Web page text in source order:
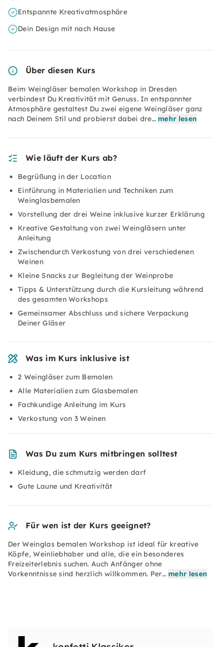
Entspannte Kreativatmosphäre
Dein Design mit nach Hause
Über diesen Kurs
Beim Weingläser bemalen Workshop in Dresden
verbindest Du Kreativität mit Genuss. In entspannter
Atmosphäre gestaltest Du zwei eigene Weingläser ganz
nach Deinem Stil und probierst dabei dre… mehr lesen
Wie läuft der Kurs ab?
Begrüßung in der Location
Einführung in Materialien und Techniken zum
Weinglasbemalen
Vorstellung der drei Weine inklusive kurzer Erklärung
Kreative Gestaltung von zwei Weingläsern unter
Anleitung
Zwischendurch Verkostung von drei verschiedenen
Weinen
Kleine Snacks zur Begleitung der Weinprobe
Tipps & Unterstützung durch die Kursleitung während
des gesamten Workshops
Gemeinsamer Abschluss und sichere Verpackung
Deiner Gläser
Was im Kurs inklusive ist
2 Weingläser zum Bemalen
Alle Materialien zum Glasbemalen
Fachkundige Anleitung im Kurs
Verkostung von 3 Weinen
Was Du zum Kurs mitbringen solltest
Kleidung, die schmutzig werden darf
Gute Laune und Kreativität
Für wen ist der Kurs geeignet?
Der Weinglas bemalen Workshop ist ideal für kreative
Köpfe, Weinliebhaber und alle, die ein besonderes
Freizeiterlebnis suchen. Auch Anfänger ohne
Vorkenntnisse sind herzlich willkommen. Per… mehr lesen